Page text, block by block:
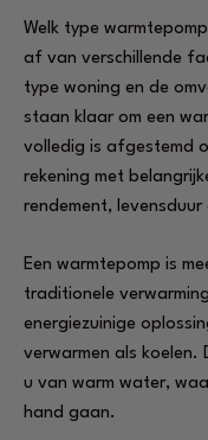
Welk type
af van verschillende
type woning en de
staan klaar om een
volledig is afgestemd
rekening met
rendement, levensduur
Een warmtepomp is
traditionele
energiezuinige
verwarmen als
u van warm water,
hand gaan.